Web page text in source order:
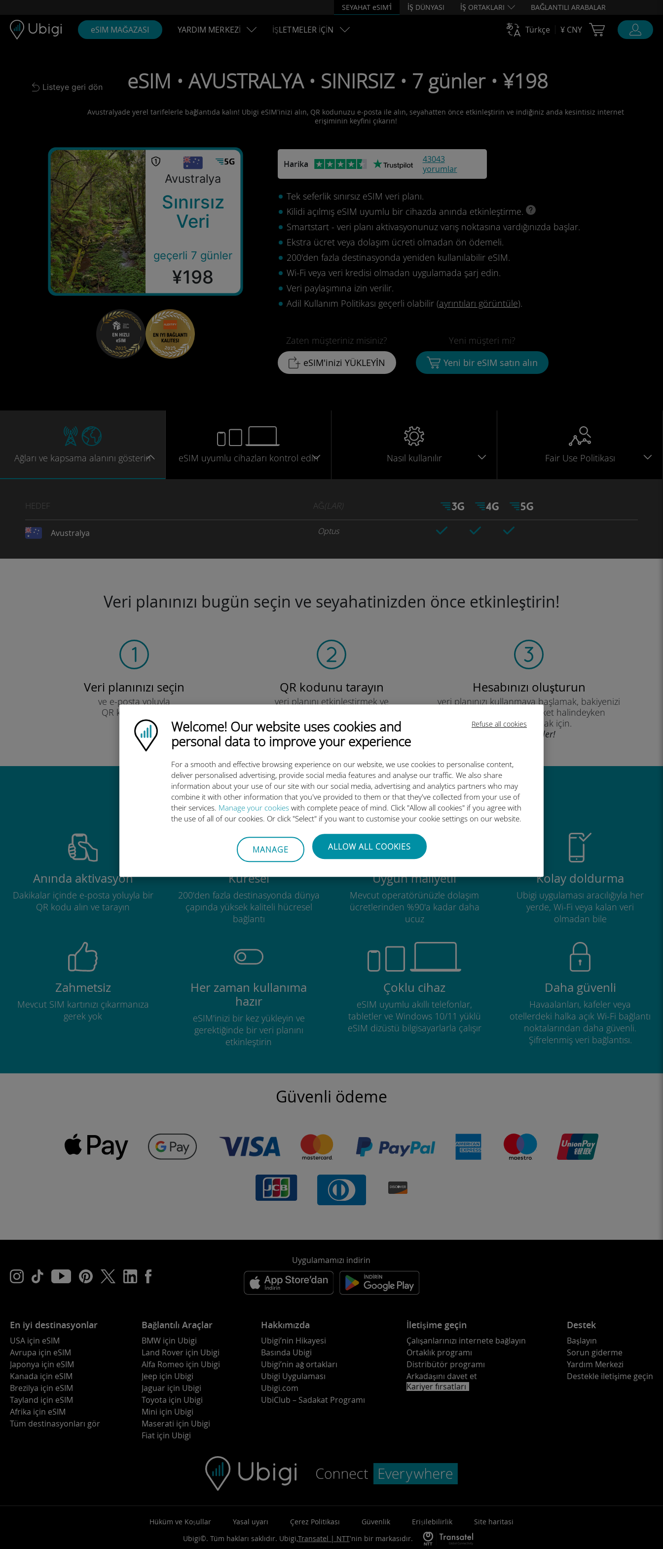
Refuse all cookies
Ubigi logo
Welcome! Our website uses cookies and
personal data to improve your experience
For a smooth and effective browsing experience on our website, we use cookies to personalise content,
deliver personalised advertising, provide social media features and analyse our traffic. We also share
information about your use of our site with our social media, advertising and analytics partners who may
combine it with other information that you've provided to them or that they've collected from your use of
their services. Manage your cookies with complete peace of mind. Click "Allow all cookies" if you agree with
the use of all of our cookies. Or click "Select" if you want to customise your cookie settings on our website.
MANAGE ALLOW ALL COOKIES
SEYAHAT eSIM’İ İŞ DÜNYASI İŞ ORTAKLARI BAĞLANTILI ARABALAR
eSIM MAĞAZASI YARDIM MERKEZİ İŞLETMELER İÇİN Türkçe ¥ CNY Cart Ubigi
Back to list
Listeye geri dön eSIM • AVUSTRALYA • SINIRSIZ • 7 günler • ¥198
Avustralyade yerel tarifelerle bağlantıda kalın! Ubigi eSIM'inizi alın, QR kodunuzu e-posta ile alın, seyahatten önce etkinleştirin ve indiğiniz anda kesintisiz internet
erişiminin keyfini çıkarın!
Avustralya
Sınırsız
Veri
geçerli 7 günler
¥198
Harika
43043
yorumlar
Tek seferlik sınırsız eSIM veri planı.
Kilidi açılmış eSIM uyumlu bir cihazda anında etkinleştirme.
Smartstart - veri planı aktivasyonunuz varış noktasına vardığınızda başlar.
Ekstra ücret veya dolaşım ücreti olmadan ön ödemeli.
200'den fazla destinasyonda yeniden kullanılabilir eSIM.
Wi-Fi veya veri kredisi olmadan uygulamada şarj edin.
Veri paylaşımına izin verilir.
Adil Kullanım Politikası geçerli olabilir (ayrıntıları görüntüle).
Zaten müşteriniz misiniz?
eSIM'inizi YÜKLEYİN
Yeni müşteri mi?
Yeni bir eSIM satın alın
Ağları ve kapsama alanını gösterin eSIM uyumlu cihazları kontrol edin Nasıl kullanılır Fair Use Politikası
HEDEF AĞ(LAR)
Avustralya Optus
Veri planınızı bugün seçin ve seyahatinizden önce etkinleştirin!
Veri planınızı seçin
ve e-posta yoluyla
QR kodu ile alın.
Hızlı!
QR kodunu tarayın
veri planını etkinleştirmek ve
Hesabınızı oluşturun
veri planınızı kullanmaya başlamak, bakiyenizi
kontrol etmek ve hareket halindeyken
yükleme yapmak için.
İyi eğlenceler!
Ubigi uluslararası eSIM neden bu kadar harika
Anında aktivasyon
Dakikalar içinde e-posta yoluyla bir
QR kodu alın ve tarayın
Küresel
200'den fazla destinasyonda dünya
çapında yüksek kaliteli hücresel
bağlantı
Uygun maliyetli
Mevcut operatörünüzle dolaşım
ücretlerinden %90'a kadar daha
ucuz
Kolay doldurma
Ubigi uygulaması aracılığıyla her
yerde, Wi-Fi veya kalan veri
olmadan bile
Zahmetsiz
Mevcut SIM kartınızı çıkarmanıza
gerek yok
Her zaman kullanıma
hazır
eSIM'inizi bir kez yükleyin ve
gerektiğinde bir veri planını
etkinleştirin
Çoklu cihaz
eSIM uyumlu akıllı telefonlar,
tabletler ve Windows 10/11 yüklü
eSIM dizüstü bilgisayarlarla çalışır
Daha güvenli
Havaalanları, kafeler veya
otellerdeki halka açık Wi-Fi bağlantı
noktalarından daha güvenli.
Şifrelenmiş veri bağlantısı.
Güvenli ödeme
Uygulamamızı indirin
En iyi destinasyonlar
USA için eSIM
Avrupa için eSIM
Japonya için eSIM
Kanada için eSIM
Brezilya için eSIM
Tayland için eSIM
Afrika için eSIM
Tüm destinasyonları gör
Bağlantılı Araçlar
BMW için Ubigi
Land Rover için Ubigi
Alfa Romeo için Ubigi
Jeep için Ubigi
Jaguar için Ubigi
Toyota için Ubigi
Mini için Ubigi
Maserati için Ubigi
Fiat için Ubigi
Hakkımızda
Ubigi’nin Hikayesi
Basında Ubigi
Ubigi’nin ağ ortakları
Ubigi Uygulaması
Ubigi.com
UbiClub – Sadakat Programı
İletişime geçin
Çalışanlarınızı internete bağlayın
Ortaklık programı
Distribütör programı
Arkadaşını davet et
Kariyer fırsatları
Destek
Başlayın
Sorun giderme
Yardım Merkezi
Destekle iletişime geçin
Hüküm ve Koşullar Yasal uyarı Çerez Politikası Güvenlik Erişilebilirlik
Site haritasi
Ubigi©. Tüm hakları saklıdır. Ubigi,Transatel | NTT'nin bir markasıdır.